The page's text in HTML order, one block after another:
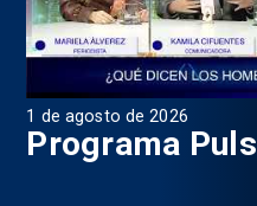
1 de agosto de 2026
Programa